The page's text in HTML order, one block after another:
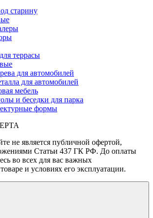
старину
террасы
для автомобилей
для автомобилей
мебель
и беседки для парка
формы
не является публичной офертой,
Статьи 437 ГК РФ. До оплаты
во всех для вас важных
и условиях его эксплуатации.